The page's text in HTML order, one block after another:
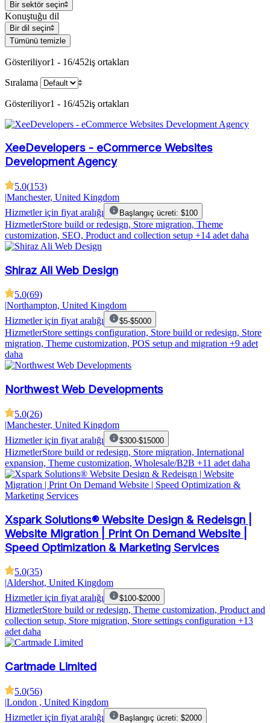
Bir sektör seçin
Konuştuğu dil
Bir dil seçin
Tümünü temizle
Gösteriliyor1 - 16/452iş ortakları
Sıralama
Gösteriliyor1 - 16/452iş ortakları
XeeDevelopers - eCommerce Websites
Development Agency
5.0(153)
|Manchester, United Kingdom
Hizmetler için fiyat aralığı
Başlangıç ücreti: $100
HizmetlerStore build or redesign, Store migration, Theme
customization, SEO, Product and collection setup +14 adet daha
Shiraz Ali Web Design
5.0(69)
Northampton, United Kingdom
Hizmetler için fiyat aralığı
$5-$5000
HizmetlerStore settings configuration, Store build or redesign, Store
migration, Theme customization, POS setup and migration +9 adet
daha
Northwest Web Developments
5.0(26)
|Manchester, United Kingdom
Hizmetler için fiyat aralığı
$300-$15000
HizmetlerStore build or redesign, Store migration, International
expansion, Theme customization, Wholesale/B2B +11 adet daha
Xspark Solutions® Website Design & Redeisgn |
Website Migration | Print On Demand Website |
Speed Optimization & Marketing Services
5.0(35)
|Aldershot, United Kingdom
Hizmetler için fiyat aralığı
$100-$2000
HizmetlerStore build or redesign, Theme customization, Product and
collection setup, Store migration, Store settings configuration +13
adet daha
Cartmade Limited
5.0(56)
|London , United Kingdom
Hizmetler için fiyat aralığı
Başlangıç ücreti: $2000